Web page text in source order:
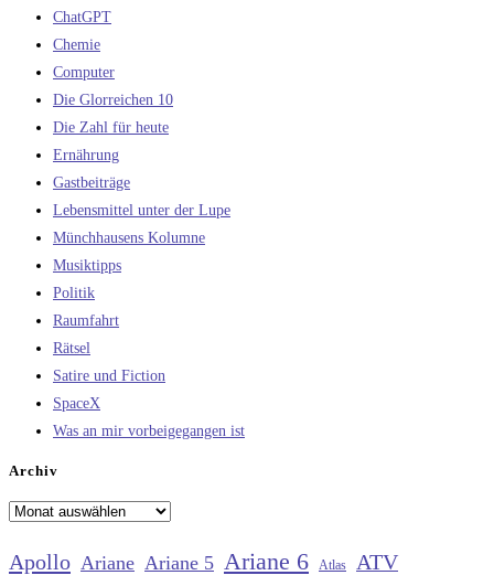
ChatGPT
Chemie
Computer
Die Glorreichen 10
Die Zahl für heute
Ernährung
Gastbeiträge
Lebensmittel unter der Lupe
Münchhausens Kolumne
Musiktipps
Politik
Raumfahrt
Rätsel
Satire und Fiction
SpaceX
Was an mir vorbeigegangen ist
Archiv
Archiv
Apollo Ariane Ariane 5 Ariane 6 Atlas ATV